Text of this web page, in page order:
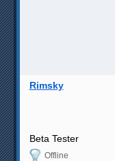
Rimsky
Beta Tester
Offline